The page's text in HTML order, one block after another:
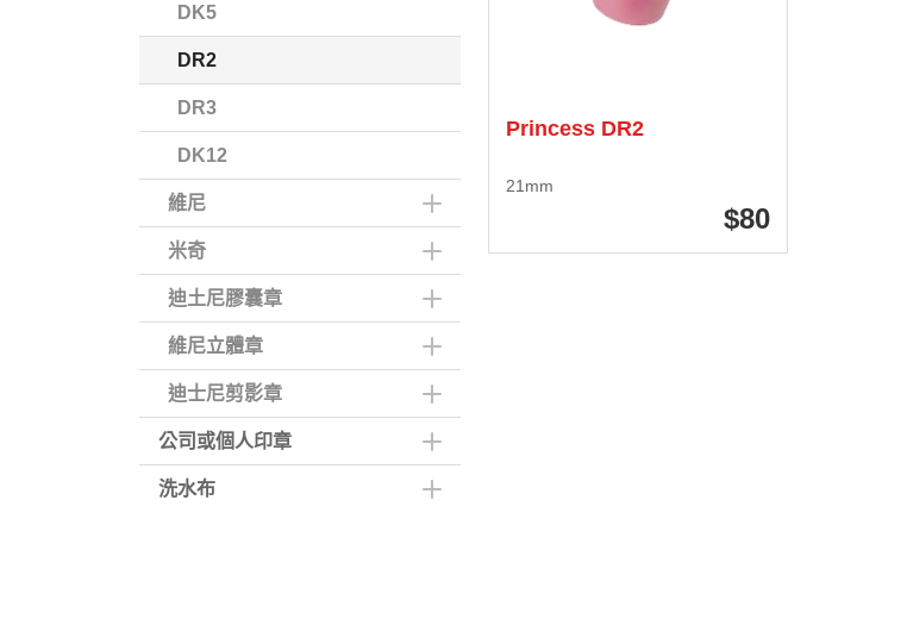
DK5
DR2
DR3
DK12
維尼
米奇
迪土尼膠囊章
維尼立體章
迪士尼剪影章
公司或個人印章
洗水布
Princess DR2
21mm
80